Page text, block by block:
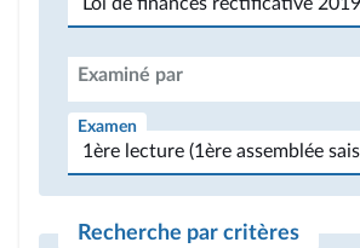
Examiné par
Examen
Recherche par critères